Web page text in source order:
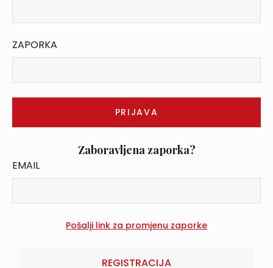
ZAPORKA
Zaboravljena zaporka?
EMAIL
REGISTRACIJA